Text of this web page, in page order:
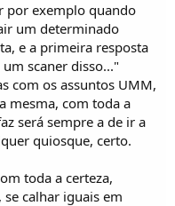
por exemplo quando
um determinado
e a primeira resposta
scaner disso..."
com os assuntos UMM,
mesma, com toda a
será sempre a de ir a
quiosque, certo.
toda a certeza,
calhar iguais em